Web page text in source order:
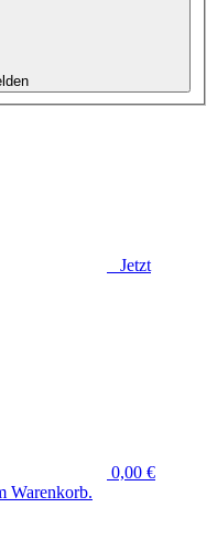
Jetzt
0,00 €
Warenkorb.